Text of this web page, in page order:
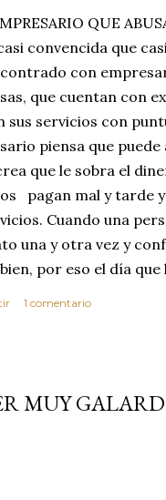
QUE
convencida que
con
que cuentan con
sus servicios con
piensa que
que le sobra el
pagan mal y tarde y
Cuando una
una y otra vez y
por eso el día que
CLIENTE. Estas
sobre los valores
1 comentario
MUY